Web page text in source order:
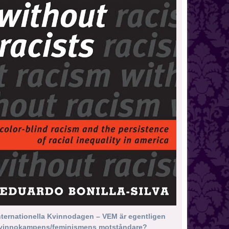
Kvinnodagen – VEM är egentligen
feminismens motståndare?